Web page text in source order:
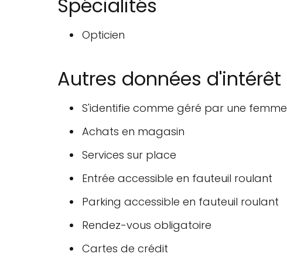
Spécialités
Opticien
Autres données d'intérêt
S'identifie comme géré par une femme
Achats en magasin
Services sur place
Entrée accessible en fauteuil roulant
Parking accessible en fauteuil roulant
Rendez-vous obligatoire
Cartes de crédit